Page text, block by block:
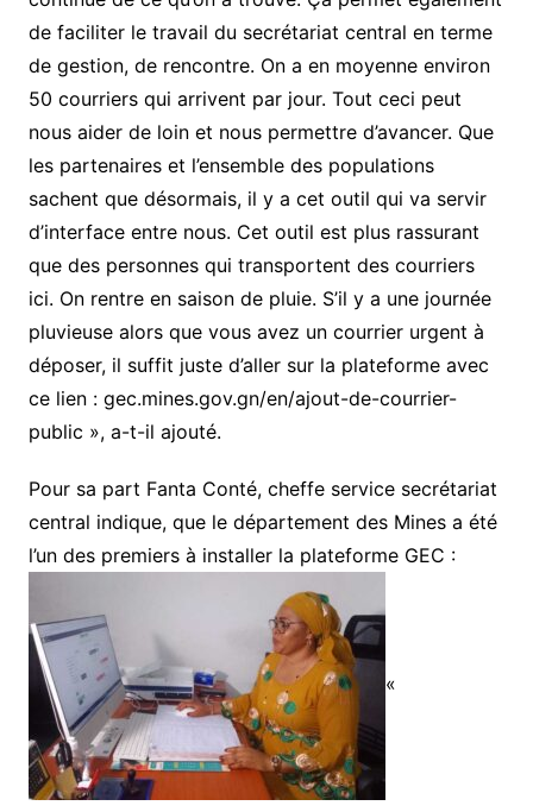
de faciliter le travail du secrétariat central en terme
de gestion, de rencontre. On a en moyenne environ
50 courriers qui arrivent par jour. Tout ceci peut
nous aider de loin et nous permettre d’avancer. Que
les partenaires et l’ensemble des populations
sachent que désormais, il y a cet outil qui va servir
d’interface entre nous. Cet outil est plus rassurant
que des personnes qui transportent des courriers
ici. On rentre en saison de pluie. S’il y a une journée
pluvieuse alors que vous avez un courrier urgent à
déposer, il suffit juste d’aller sur la plateforme avec
ce lien : gec.mines.gov.gn/en/ajout-de-courrier-
public », a-t-il ajouté.
Pour sa part Fanta Conté, cheffe service secrétariat
central indique, que le département des Mines a été
l’un des premiers à installer la plateforme GEC :
«